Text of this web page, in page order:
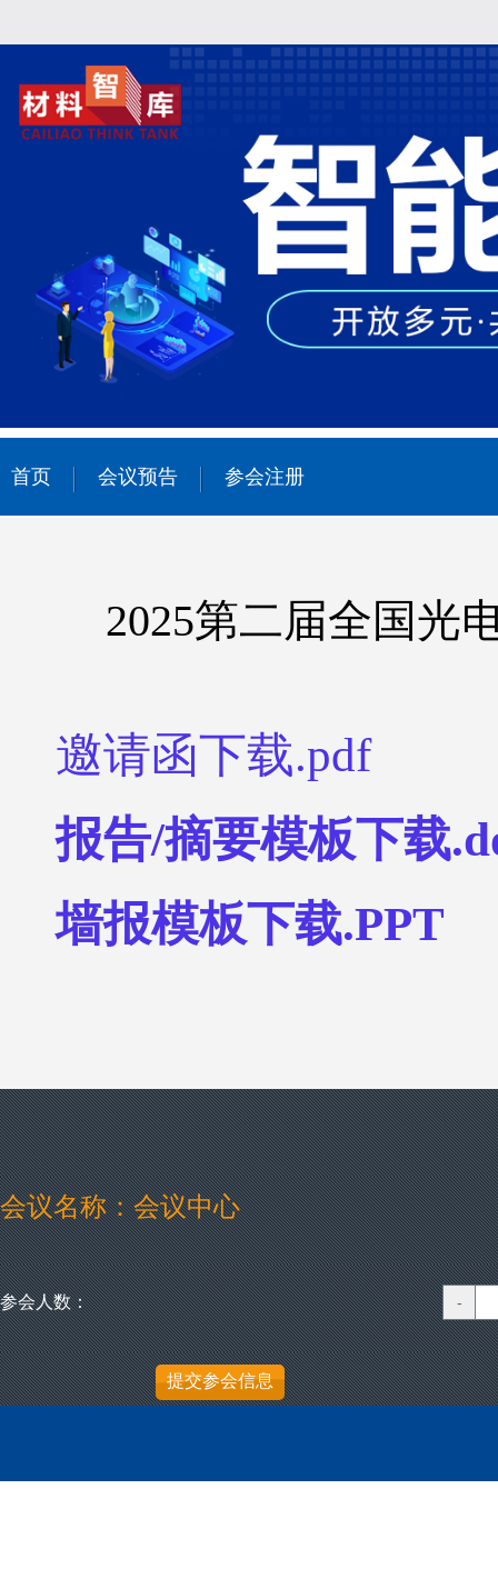
首页 会议预告 参会注册
2025第二届全国光
邀请函下载.pdf
报告/摘要模板下载
墙报模板下载.PPT
会议名称：会议中心
参会人数：